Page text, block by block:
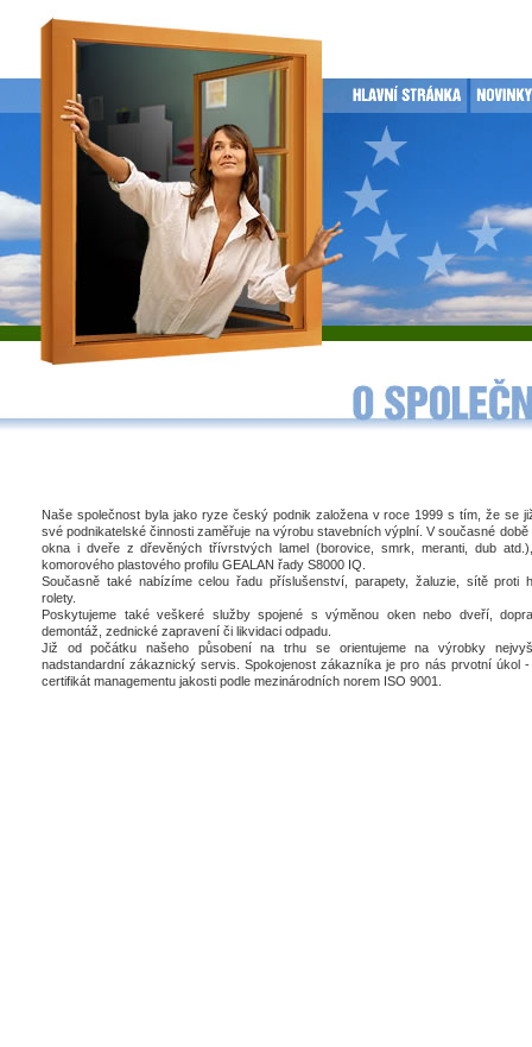
Naše společnost byla jako ryze český podnik založena v roce 1999 s tím, že se
své podnikatelské činnosti zaměřuje na výrobu stavebních výplní. V současné
okna i dveře z dřevěných třívrstvých lamel (borovice, smrk, meranti, dub
komorového plastového profilu GEALAN řady S8000 IQ.
Současně také nabízíme celou řadu příslušenství, parapety, žaluzie, sítě proti
rolety.
Poskytujeme také veškeré služby spojené s výměnou oken nebo dveří,
demontáž, zednické zapravení či likvidaci odpadu.
Již od počátku našeho působení na trhu se orientujeme na výrobky
nadstandardní zákaznický servis. Spokojenost zákazníka je pro nás prvotní úkol
certifikát managementu jakosti podle mezinárodních norem ISO 9001.